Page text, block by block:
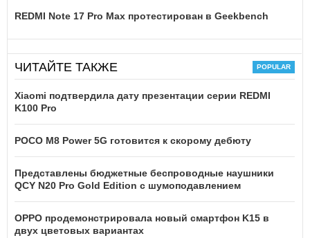
REDMI Note 17 Pro Max протестирован в Geekbench
ЧИТАЙТЕ ТАКЖЕ
Xiaomi подтвердила дату презентации серии REDMI
K100 Pro
POCO M8 Power 5G готовится к скорому дебюту
Представлены бюджетные беспроводные наушники
QCY N20 Pro Gold Edition с шумоподавлением
OPPO продемонстрировала новый смартфон K15 в
двух цветовых вариантах